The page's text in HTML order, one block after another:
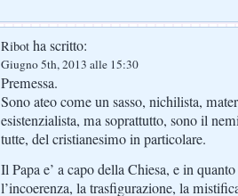
Ribot ha scritto:
Giugno 5th, 2013 alle 15:30
Premessa.
Sono ateo come un sasso, nichilista,
esistenzialista, ma soprattutto, sono il
tutte, del cristianesimo in particolare.
Il Papa e’ a capo della Chiesa, e in
l’incoerenza, la trasfigurazione, la